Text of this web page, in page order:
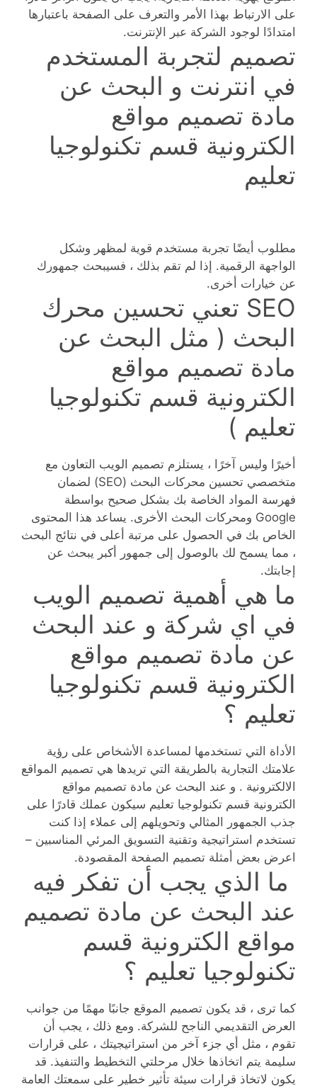
على الارتباط بهذا الأمر والتعرف على الصفحة باعتبارها
امتدادًا لوجود الشركة عبر الإنترنت.
تصميم لتجربة المستخدم
في انترنت و البحث عن
مادة تصميم مواقع
الكترونية قسم تكنولوجيا
تعليم
مطلوب أيضًا تجربة مستخدم قوية لمظهر وشكل
الواجهة الرقمية. إذا لم تقم بذلك ، فسيبحث جمهورك
عن خيارات أخرى.
SEO تعني تحسين محرك
البحث ( مثل البحث عن
مادة تصميم مواقع
الكترونية قسم تكنولوجيا
تعليم )
أخيرًا وليس آخرًا ، يستلزم تصميم الويب التعاون مع
متخصصي تحسين محركات البحث (SEO) لضمان
فهرسة المواد الخاصة بك بشكل صحيح بواسطة
Google ومحركات البحث الأخرى. يساعد هذا المحتوى
الخاص بك في الحصول على مرتبة أعلى في نتائج البحث
، مما يسمح لك بالوصول إلى جمهور أكبر يبحث عن
إجابتك.
ما هي أهمية تصميم الويب
في اي شركة و عند البحث
عن مادة تصميم مواقع
الكترونية قسم تكنولوجيا
تعليم ؟
الأداة التي تستخدمها لمساعدة الأشخاص على رؤية
علامتك التجارية بالطريقة التي تريدها هي تصميم المواقع
الالكترونية . و عند البحث عن مادة تصميم مواقع
الكترونية قسم تكنولوجيا تعليم سيكون عملك قادرًا على
جذب الجمهور المثالي وتحويلهم إلى عملاء إذا كنت
تستخدم استراتيجية وتقنية التسويق المرئي المناسبين –
اعرض بعض أمثلة تصميم الصفحة المقصودة.
ما الذي يجب أن تفكر فيه
عند البحث عن مادة تصميم
مواقع الكترونية قسم
تكنولوجيا تعليم ؟
كما ترى ، قد يكون تصميم الموقع جانبًا مهمًا من جوانب
العرض التقديمي الناجح للشركة. ومع ذلك ، يجب أن
تقوم ، مثل أي جزء آخر من استراتيجيتك ، على قرارات
سليمة يتم اتخاذها خلال مرحلتي التخطيط والتنفيذ. قد
يكون لاتخاذ قرارات سيئة تأثير خطير على سمعتك العامة